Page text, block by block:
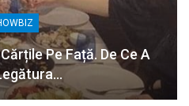
Pe Față. De Ce A